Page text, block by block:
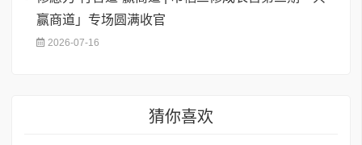
赢商道」专场圆满收官
2026-07-16
猜你喜欢